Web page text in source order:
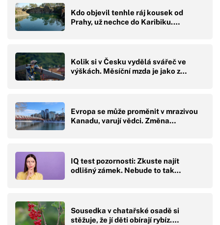
Kdo objevil tenhle ráj kousek od
Prahy, už nechce do Karibiku.…
Kolik si v Česku vydělá svářeč ve
výškách. Měsíční mzda je jako z…
Evropa se může proměnit v mrazivou
Kanadu, varují vědci. Změna…
IQ test pozornosti: Zkuste najít
odlišný zámek. Nebude to tak…
Sousedka v chatařské osadě si
stěžuje, že jí děti obírají rybíz.…